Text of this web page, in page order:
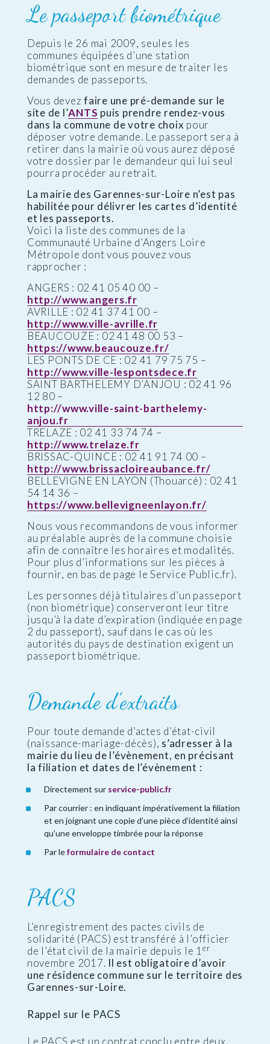
Le passeport biométrique
Depuis le 26 mai 2009, seules les
communes équipées d’une station
biométrique sont en mesure de traiter les
demandes de passeports.
Vous devezfaire une pré-demande sur le
site de l’ANTS puis prendre rendez-vous
dans la commune de votre choix pour
déposer votre demande. Le passeport sera à
retirer dans la mairie où vous aurez déposé
votre dossier par le demandeur qui lui seul
pourra procéder au retrait.
La mairie des Garennes-sur-Loire n’est pas
habilitée pour délivrer les cartes d’identité
et les passeports.
Voici la liste des communes de la
Communauté Urbaine d’Angers Loire
Métropole dont vous pouvez vous
rapprocher :
ANGERS : 02 41 05 40 00 –
http://www.angers.fr
AVRILLE : 02 41 37 41 00 –
http://www.ville-avrille.fr
BEAUCOUZE : 02 41 48 00 53 –
https://www.beaucouze.fr/
LES PONTS DE CE : 02 41 79 75 75 –
http://www.ville-lespontsdece.fr
SAINT BARTHELEMY D’ANJOU : 02 41 96
12 80 –
http://www.ville-saint-barthelemy-
anjou.fr
TRELAZE : 02 41 33 74 74 –
http://www.trelaze.fr
BRISSAC-QUINCE : 02 41 91 74 00 –
http://www.brissacloireaubance.fr/
BELLEVIGNE EN LAYON (Thouarcé) : 02 41
54 14 36 –
https://www.bellevigneenlayon.fr/
Nous vous recommandons de vous informer
au préalable auprès de la commune choisie
afin de connaître les horaires et modalités.
Pour plus d’informations sur les pièces à
fournir, en bas de page le Service Public.fr).
Les personnes déjà titulaires d’un passeport
(non biométrique) conserveront leur titre
jusqu’à la date d’expiration (indiquée en page
2 du passeport), sauf dans le cas où les
autorités du pays de destination exigent un
passeport biométrique.
Demande d’extraits
Pour toute demande d’actes d’état-civil
(naissance-mariage-décès), s’adresser à la
mairie du lieu de l’évènement, en précisant
la filiation et dates de l’évènement :
Directement sur service-public.fr
Par courrier : en indiquant impérativement la filiation
et en joignant une copie d’une pièce d’identité ainsi
qu’une enveloppe timbrée pour la réponse
Par leformulaire de contact
PACS
L’enregistrement des pactes civils de
solidarité (PACS) est transféré à l’officier
de l’état civil de la mairie depuis le 1er
novembre 2017. Il est obligatoire d’avoir
une résidence commune sur le territoire des
Garennes-sur-Loire.
Rappel sur le PACS